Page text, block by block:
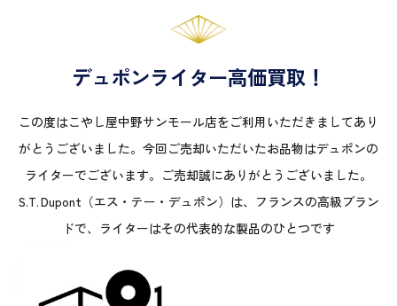
デュポンライター高価買取！
この度はこやし屋中野サンモール店をご利用いただきましてあり
がとうございました。今回ご売却いただいたお品物はデュポンの
ライターでございます。ご売却誠にありがとうございました。
S.T. Dupont（エス・テー・デュポン）は、フランスの高級ブラン
ドで、ライターはその代表的な製品のひとつです